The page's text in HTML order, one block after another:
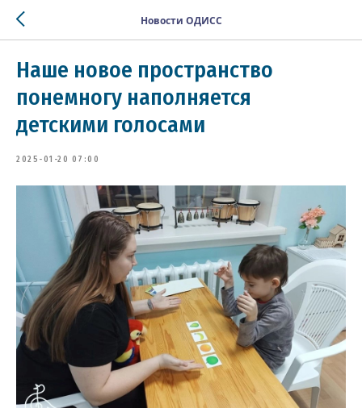
Новости ОДИСС
Наше новое пространство
понемногу наполняется
детскими голосами
2025-01-20 07:00